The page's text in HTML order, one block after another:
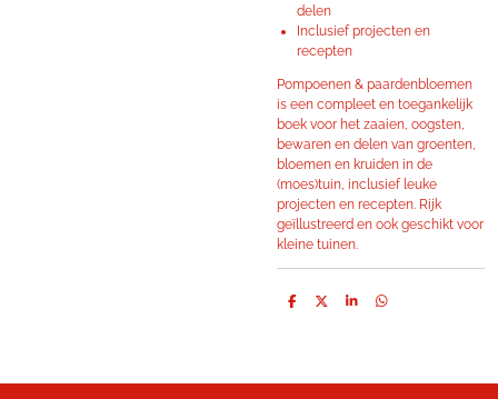
delen
Inclusief projecten en
recepten
Pompoenen & paardenbloemen
is een compleet en toegankelijk
boek voor het zaaien, oogsten,
bewaren en delen van groenten,
bloemen en kruiden in de
(moes)tuin, inclusief leuke
projecten en recepten. Rijk
geïllustreerd en ook geschikt voor
kleine tuinen.
D
D
S
D